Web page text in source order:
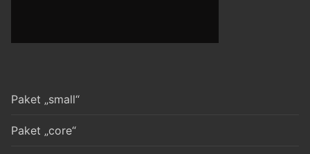
Paket „small“
Paket „core“